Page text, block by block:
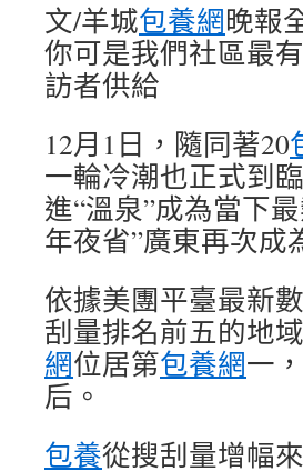
文/羊城包養網晚報
你可是我們社區最
訪者供給
12月1日，隨同著20
一輪冷潮也正式到
進“溫泉”成為當下
年夜省”廣東再次成
依據美團平臺最新
刮量排名前五的地
網位居第包養網一
后。
包養從搜刮量增幅